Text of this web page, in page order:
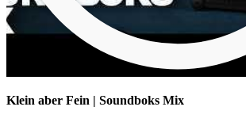
Klein aber Fein | Soundboks Mix